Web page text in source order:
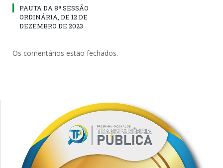
PAUTA DA 8ª SESSÃO
ORDINÁRIA, DE 12 DE
DEZEMBRO DE 2023
Os comentários estão fechados.